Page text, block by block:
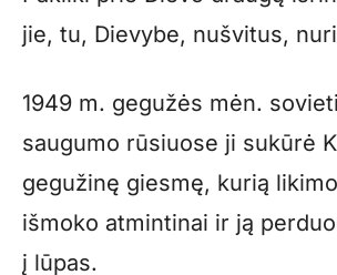
jie, tu, Dievybe, nušvitus,
1949 m. gegužės mėn.
saugumo rūsiuose ji sukūrė
gegužinę giesmę, kurią
išmoko atmintinai ir ją
į lūpas.